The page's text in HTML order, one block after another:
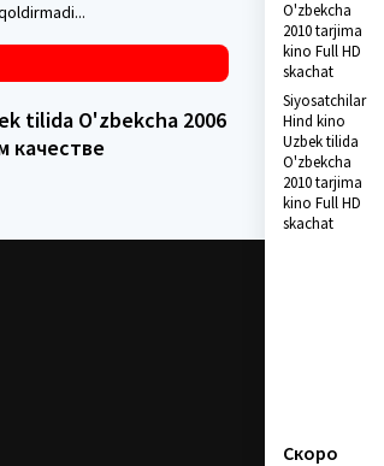
tilida O'zbekcha 2006
качестве
Siyosatchilar
Hind kino
Uzbek tilida
O'zbekcha
2010 tarjima
kino Full HD
skachat
Скоро